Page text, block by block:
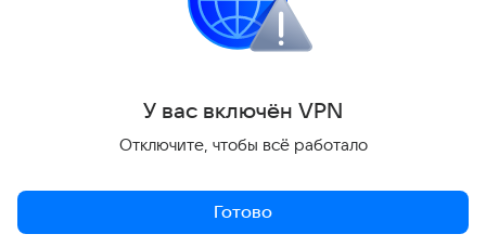
Внешняя политика
Поделиться
У вас включён VPN
Отключите, чтобы всё работало
Готово